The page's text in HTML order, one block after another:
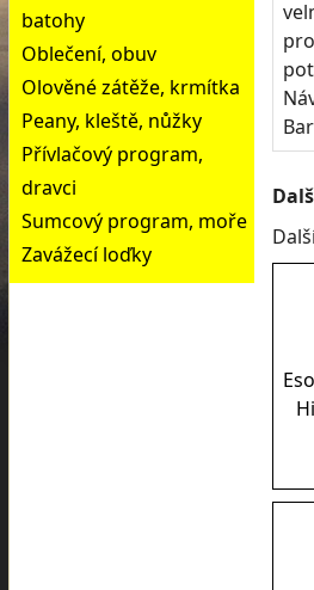
batohy
Oblečení, obuv
Olověné zátěže, krmítka
Peany, kleště, nůžky
Přívlačový program,
dravci
Sumcový program, moře
Zavážecí loďky